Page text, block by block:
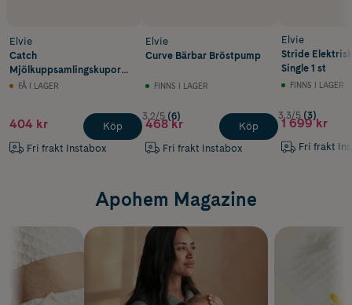
Elvie
Catch
Mjölkuppsamlingskupor
2 stFÅ I LAGER
404 kr
Fri frakt Instabox
Köp
Elvie
Curve Bärbar Bröstpump
FINNS I LAGER
3.2/5 (6)
468 kr
Fri frakt Instabox
Köp
Elvie
Stride
Single 1 st
FINNS I LAGER
3.3/5 (3)
1 699 kr
Fri frakt
Apohem Magazine